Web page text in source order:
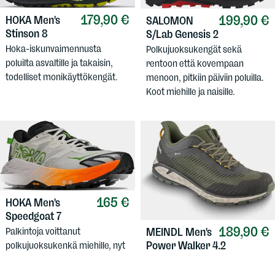
179,90 €
HOKAMen's
Stinson 8
Hoka-iskunvaimennusta
poluilta asvaltille ja takaisin,
todelliset monikäyttökengät.
199,90 €
SALOMON
S/Lab Genesis 2
Polkujuoksukengät sekä
rentoon että kovempaan
menoon, pitkiin päiviin poluilla.
Koot miehille ja naisille.
165 €
HOKAMen's
Speedgoat 7
Palkintoja voittanut
polkujuoksukenkä miehille, nyt
189,90 €
MEINDL Men's
Power Walker 4.2